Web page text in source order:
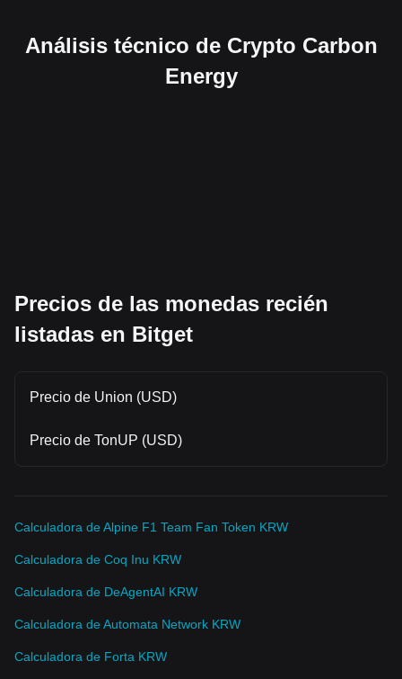
Análisis técnico de Crypto Carbon
Energy
Precios de las monedas recién
listadas en Bitget
Precio de Union (USD)
Precio de TonUP (USD)
Calculadora de Alpine F1 Team Fan Token KRW
Calculadora de Coq Inu KRW
Calculadora de DeAgentAI KRW
Calculadora de Automata Network KRW
Calculadora de Forta KRW